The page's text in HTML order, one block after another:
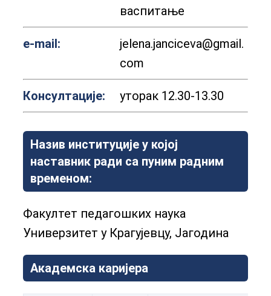
васпитање
е-mail:
jelena.janciceva@gmail.
com
Консултације: уторак 12.30-13.30
Назив институције у којој
наставник ради са пуним радним
временом:
Факултет педагошких наука
Универзитет у Крагујевцу, Јагодина
Академска каријера